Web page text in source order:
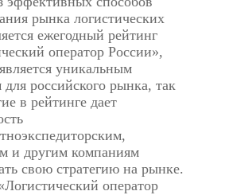
рынка логистических
ежегодный рейтинг
оператор России»,
уникальным
для российского рынка, так
в рейтинге дает
и другим компаниям
свою стратегию на рынке.
оператор